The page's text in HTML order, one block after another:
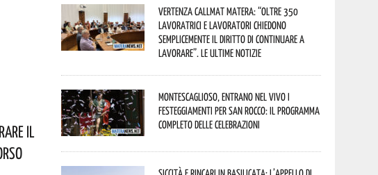
Il
Vertenza CallMat Matera: “Oltre 350
lavoratrici e lavoratori chiedono
semplicemente il diritto di continuare a
lavorare”. Le ultime notizie
Montescaglioso, entrano nel vivo i
festeggiamenti per San Rocco: il programma
completo delle celebrazioni